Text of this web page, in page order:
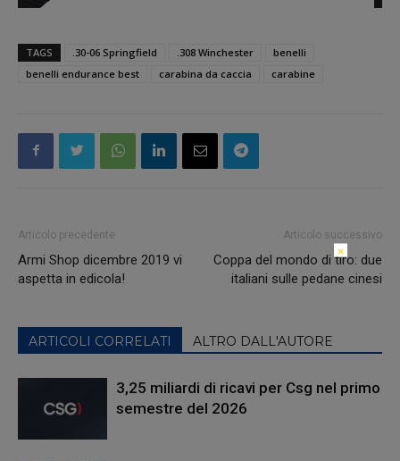
TAGS .30-06 Springfield .308 Winchester
benelli
benelli endurance best
carabina da caccia carabine
Articolo precedente
Armi Shop dicembre 2019 vi
aspetta in edicola!
Articolo successivo
Coppa del mondo di tiro: due
italiani sulle pedane cinesi
ARTICOLI CORRELATI ALTRO DALL'AUTORE
3,25 miliardi di ricavi per Csg nel primo
semestre del 2026
×